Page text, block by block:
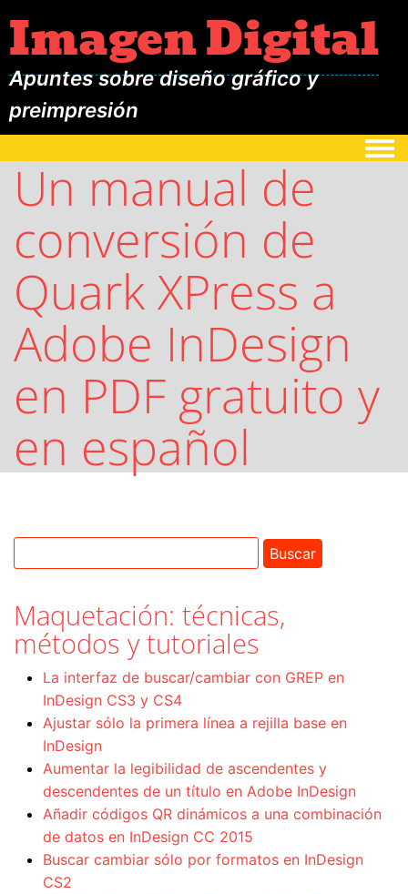
Imagen Digital
Apuntes sobre diseño gráfico y
preimpresión
Un manual de
conversión de
Quark XPress a
Adobe InDesign
en PDF gratuito y
en español
Maquetación: técnicas,
métodos y tutoriales
La interfaz de buscar/cambiar con GREP en
InDesign CS3 y CS4
Ajustar sólo la primera línea a rejilla base en
InDesign
Aumentar la legibilidad de ascendentes y
descendentes de un título en Adobe InDesign
Añadir códigos QR dinámicos a una combinación
de datos en InDesign CC 2015
Buscar cambiar sólo por formatos en InDesign
CS2